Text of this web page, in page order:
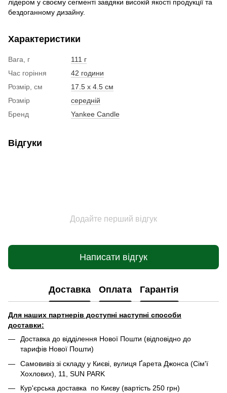
лідером у своєму сегменті завдяки високій якості продукції та
бездоганному дизайну.
Характеристики
Вага, г
111 г
Час горіння
42 години
Розмір, см
17.5 x 4.5 см
Розмір
середній
Бренд
Yankee Candle
Відгуки
Додайте перший відгук
Написати відгук
Доставка Оплата Гарантія
Для наших партнерів доступні наступні способи
доставки:
Доставка до відділення Нової Пошти (відповідно до
тарифів Нової Пошти)
Самовивіз зі складу у Києві, вулиця Ґарета Джонса (Сім'ї
Хохлових), 11, SUN PARK
Кур'єрська доставка по Києву (вартість 250 грн)